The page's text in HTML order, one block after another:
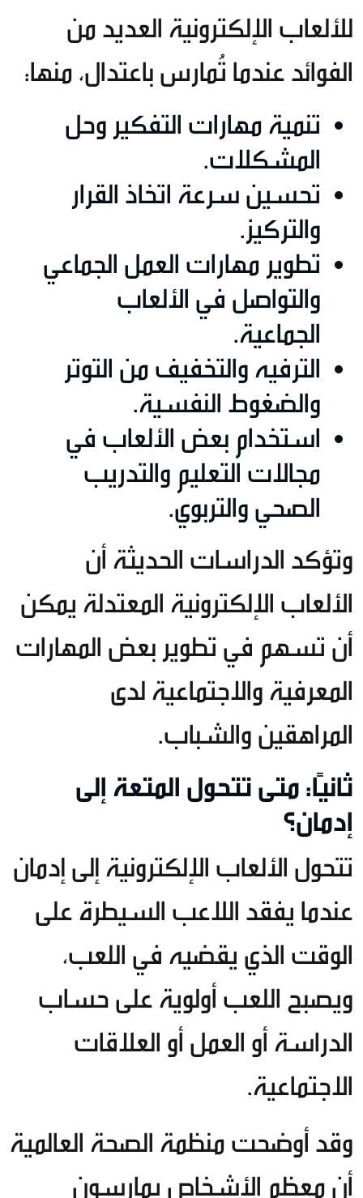
للألعاب الإلكترونية العديد من
الفوائد عندما تُمارس باعتدال، منها:
تنمية مهارات التفكير وحل
المشكلات.
تحسين سرعة اتخاذ القرار
والتركيز.
تطوير مهارات العمل الجماعي
والتواصل في الألعاب
الجماعية.
الترفيه والتخفيف من التوتر
والضغوط النفسية.
استخدام بعض الألعاب في
مجالات التعليم والتدريب
الصحي والتربوي.
وتؤكد الدراسات الحديثة أن
الألعاب الإلكترونية المعتدلة يمكن
أن تسهم في تطوير بعض المهارات
المعرفية والاجتماعية لدى
المراهقين والشباب.
ثانيًا: متى تتحول المتعة إلى
إدمان؟
تتحول الألعاب الإلكترونية إلى إدمان
عندما يفقد اللاعب السيطرة على
الوقت الذي يقضيه في اللعب،
ويصبح اللعب أولوية على حساب
الدراسة أو العمل أو العلاقات
الاجتماعية.
وقد أوضحت منظمة الصحة العالمية
أن معظم الأشخاص يمارسون